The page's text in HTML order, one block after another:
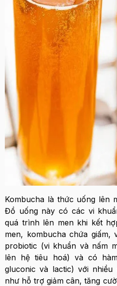
Kombucha là thức uống lên
Đồ uống này có các vi
quá trình lên men khi kết
men, kombucha chứa giấm,
probiotic (vi khuẩn và nấm
lên hệ tiêu hoá) và có
gluconic và lactic) với
như hỗ trợ giảm cân, tăng